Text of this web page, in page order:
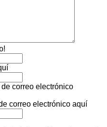
correo electrónico
correo electrónico aquí